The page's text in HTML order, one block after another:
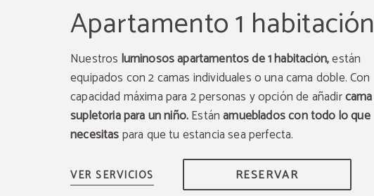
Apartamento 1 habitación
Nuestros luminosos apartamentos de 1 habitación,están
equipados con 2 camas individuales o una cama doble. Con
capacidad máxima para 2 personas y opción de añadircama
supletoria para un niño.Estánamueblados con todo lo que
necesitaspara que tu estancia sea perfecta.
RESERVAR